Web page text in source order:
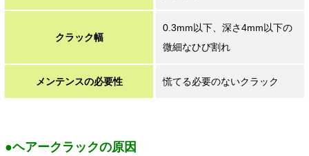
クラック幅
0.3mm以下、深さ4mm以下の
微細なひび割れ
メンテンスの必要性 慌てる必要のないクラック
●ヘアークラックの原因